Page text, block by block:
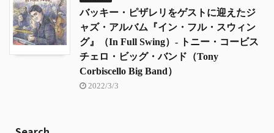
バッキー・ピザレリをゲストに迎えたジ
ャズ・アルバム『イン・フル・スウィン
グ』（In Full Swing）- トニー・コービス
チェロ・ビッグ・バンド（Tony
Corbiscello Big Band）
2022/3/3